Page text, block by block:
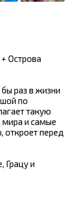
Острова
раз в жизни
по
такую
и самые
откроет перед
Грацу и